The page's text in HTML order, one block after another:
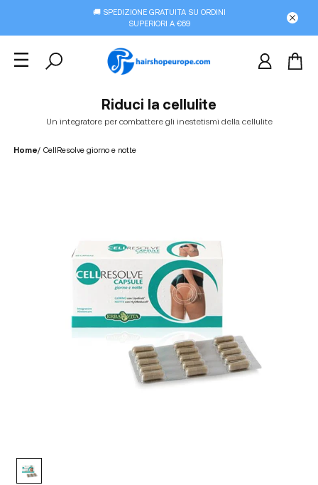
🚚 SPEDIZIONE GRATUITA SU ORDINI
SUPERIORI A €69
Riduci la cellulite
Un integratore per combattere gli inestetismi della cellulite
Home/ CellResolve giorno e notte